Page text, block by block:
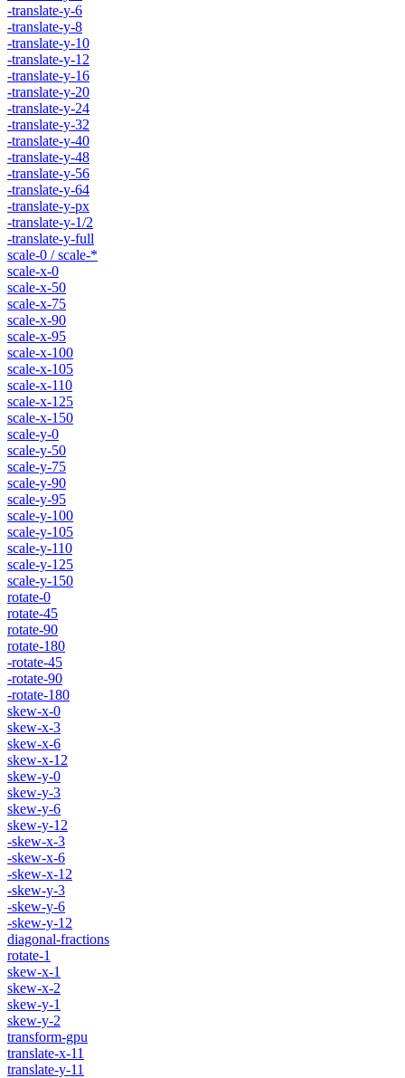
-translate-y-6
-translate-y-8
-translate-y-10
-translate-y-12
-translate-y-16
-translate-y-20
-translate-y-24
-translate-y-32
-translate-y-40
-translate-y-48
-translate-y-56
-translate-y-64
-translate-y-px
-translate-y-1/2
-translate-y-full
scale-0 / scale-*
scale-x-0
scale-x-50
scale-x-75
scale-x-90
scale-x-95
scale-x-100
scale-x-105
scale-x-110
scale-x-125
scale-x-150
scale-y-0
scale-y-50
scale-y-75
scale-y-90
scale-y-95
scale-y-100
scale-y-105
scale-y-110
scale-y-125
scale-y-150
rotate-0
rotate-45
rotate-90
rotate-180
-rotate-45
-rotate-90
-rotate-180
skew-x-0
skew-x-3
skew-x-6
skew-x-12
skew-y-0
skew-y-3
skew-y-6
skew-y-12
-skew-x-3
-skew-x-6
-skew-x-12
-skew-y-3
-skew-y-6
-skew-y-12
diagonal-fractions
rotate-1
skew-x-1
skew-x-2
skew-y-1
skew-y-2
transform-gpu
translate-x-11
translate-y-11